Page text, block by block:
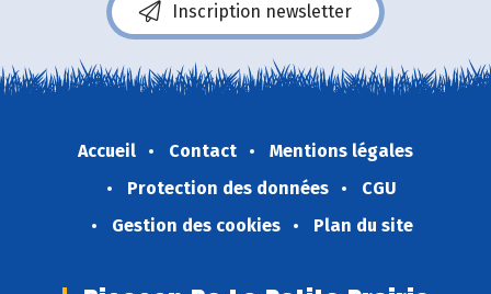
Inscription newsletter
Accueil Contact
Mentions légales
Protection des données
CGU
Gestion des cookies
Plan du site